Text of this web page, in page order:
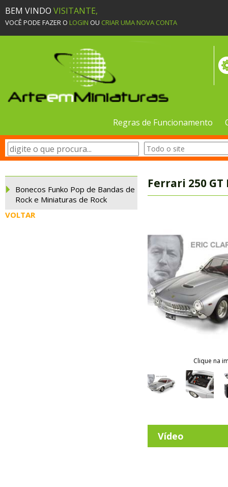
BEM VINDO VISITANTE,
VOCÊ PODE FAZER O LOGIN OU CRIAR UMA NOVA CONTA
Regras de Funcionamento
Bonecos Funko Pop de Bandas de
Rock e Miniaturas de Rock
VOLTAR
Ferrari 250
Clique na
Vídeo